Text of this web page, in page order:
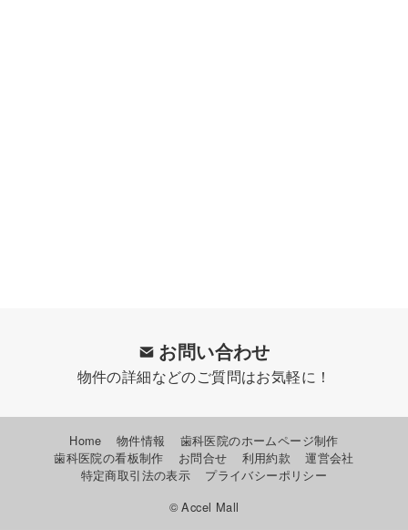
お問い合わせ
物件の詳細などのご質問はお気軽に！
Home 物件情報
歯科医院のホームページ制作
歯科医院の看板制作
お問合せ 利用約款
運営会社
特定商取引法の表示
プライバシーポリシー
© Accel Mall